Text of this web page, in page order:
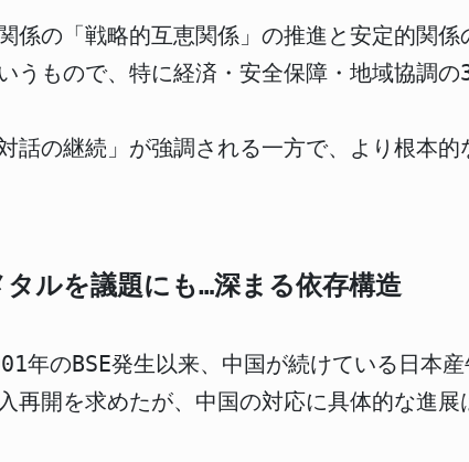
係の「戦略的互恵関係」の推進と安定的関
うもので、特に経済・安全保障・地域協調の
話の継続」が強調される一方で、より根本
タルを議題にも…深まる依存構造
年のBSE発生以来、中国が続けている日本
再開を求めたが、中国の対応に具体的な進展